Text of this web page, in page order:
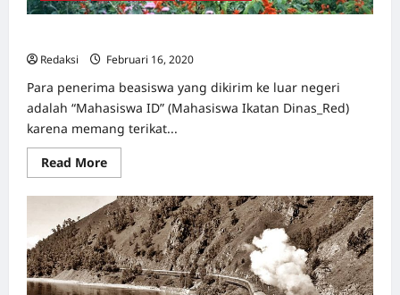
Redaksi
Februari 16, 2020
Para penerima beasiswa yang dikirim ke luar negeri
adalah “Mahasiswa ID” (Mahasiswa Ikatan Dinas_Red)
karena memang terikat...
Read MoreRead
more
Api
di
Kereta
dari
Moscow
ke
Berlin
[2]